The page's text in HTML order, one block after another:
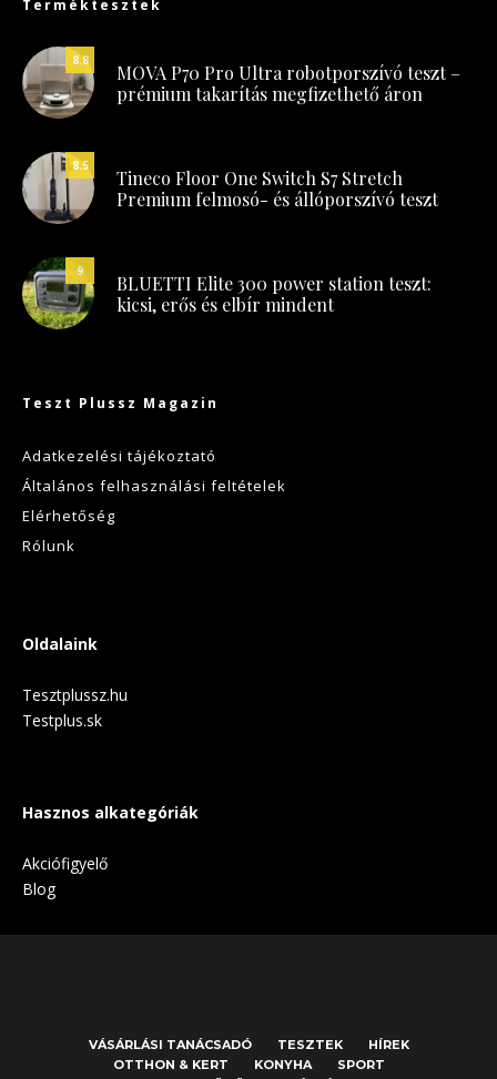
Terméktesztek
8.8
MOVA P70 Pro Ultra robotporszívó teszt –
prémium takarítás megfizethető áron
8.5
Tineco Floor One Switch S7 Stretch
Premium felmosó- és állóporszívó teszt
9
BLUETTI Elite 300 power station teszt:
kicsi, erős és elbír mindent
Teszt Plussz Magazin
Adatkezelési tájékoztató
Általános felhasználási feltételek
Elérhetőség
Rólunk
Oldalaink
Tesztplussz.hu
Testplus.sk
Hasznos alkategóriák
Akciófigyelő
Blog
VÁSÁRLÁSI TANÁCSADÓ TESZTEK
HÍREK
OTTHON & KERT
KONYHA
SPORT